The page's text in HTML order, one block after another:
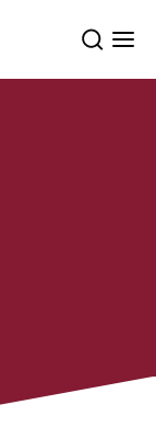
Search